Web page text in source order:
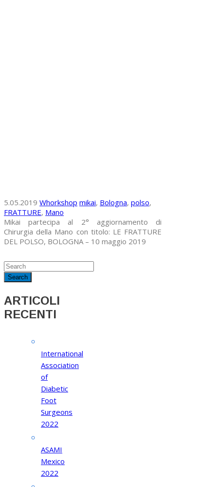
5.05.2019 Whorkshop mikai, Bologna, polso,
FRATTURE, Mano
Mikai partecipa al 2° aggiornamento di
Chirurgia della Mano con titolo: LE FRATTURE
DEL POLSO, BOLOGNA – 10 maggio 2019
ARTICOLI
RECENTI
International
Association
of
Diabetic
Foot
Surgeons
2022
ASAMI
Mexico
2022